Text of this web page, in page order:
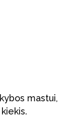
mastui,